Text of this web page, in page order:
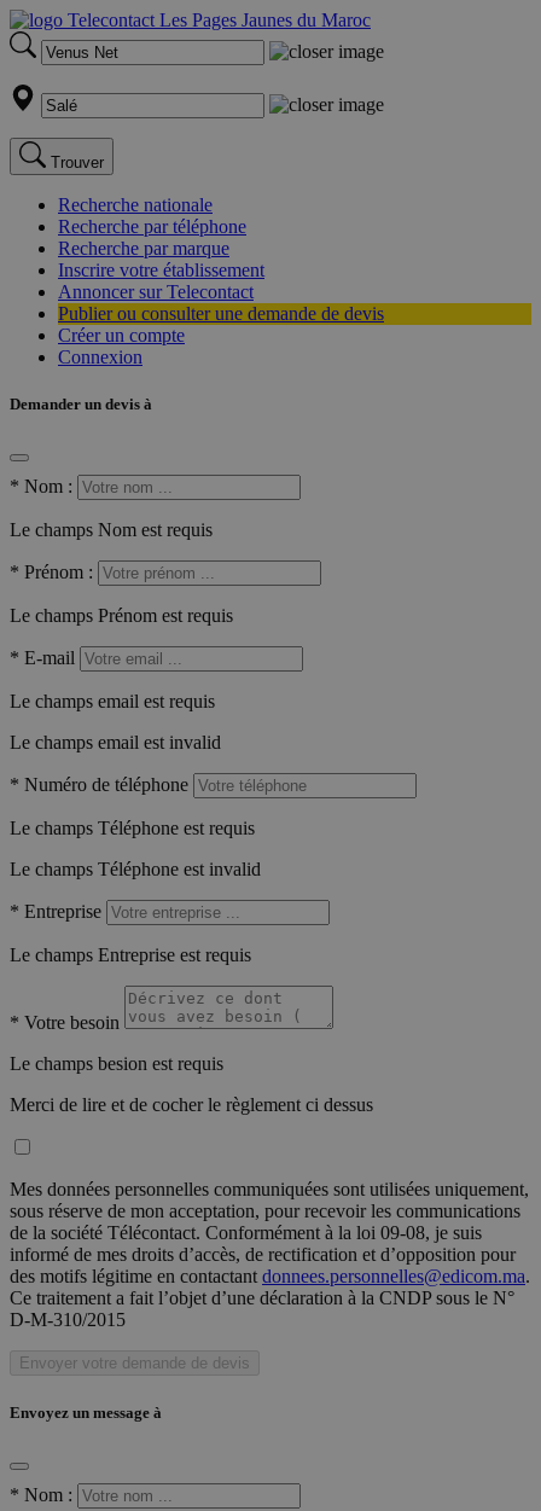
Trouver
Recherche nationale
Recherche par téléphone
Recherche par marque
Inscrire votre établissement
Annoncer sur Telecontact
Publier ou consulter une demande de devis
Créer un compte
Connexion
Demander un devis à
* Nom :
Le champs Nom est requis
* Prénom :
Le champs Prénom est requis
* E-mail
Le champs email est requis
Le champs email est invalid
* Numéro de téléphone
Le champs Téléphone est requis
Le champs Téléphone est invalid
* Entreprise
Le champs Entreprise est requis
* Votre besoin
Le champs besion est requis
Merci de lire et de cocher le règlement ci dessus
Mes données personnelles communiquées sont utilisées uniquement,
sous réserve de mon acceptation, pour recevoir les communications
de la société Télécontact. Conformément à la loi 09-08, je suis
informé de mes droits d’accès, de rectification et d’opposition pour
des motifs légitime en contactant donnees.personnelles@edicom.ma.
Ce traitement a fait l’objet d’une déclaration à la CNDP sous le N°
D-M-310/2015
Envoyer votre demande de devis
Envoyez un message à
* Nom :